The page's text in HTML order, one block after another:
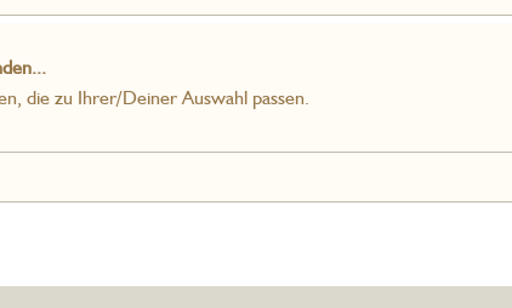
die zu Ihrer/Deiner Auswahl passen.